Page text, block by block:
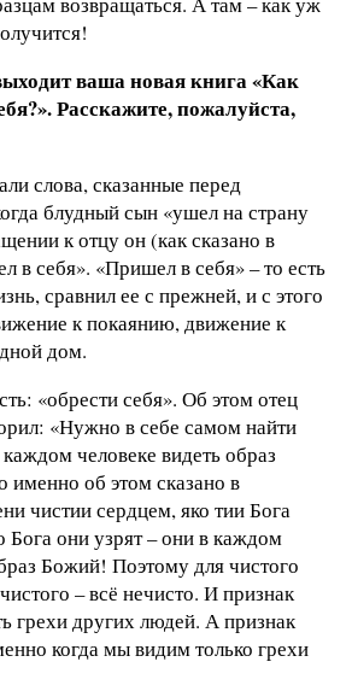
ваша новая книга «Как
Расскажите, пожалуйста,
слова, сказанные перед
блудный сын «ушел на страну
к отцу он (как сказано в
в себя». «Пришел в себя» – то есть
сравнил ее с прежней, и с этого
к покаянию, движение к
дом.
«обрести себя». Об этом отец
«Нужно в себе самом найти
человеке видеть образ
об этом сказано в
чистии сердцем, яко тии Бога
Бога они узрят – они в каждом
Божий! Поэтому для чистого
– всё нечисто. И признак
грехи других людей. А признак
когда мы видим только грехи